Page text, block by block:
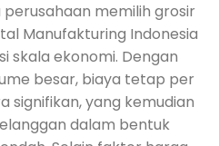
memilih grosir
Manufakturing Indonesia
skala ekonomi. Dengan
besar, biaya tetap per
signifikan, yang kemudian
dalam bentuk